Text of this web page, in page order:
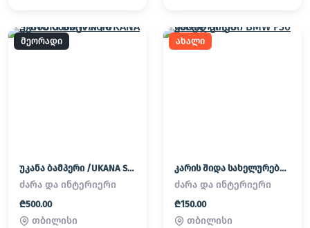
მეორადი
უკანა ბამპერი /UKANA SHITOKI BMW X6M
ძარა და ინტერიერი
₾500.00
თბილისი
ახალი
კარის შიდა სახელურები BMW F30
ძარა და ინტერიერი
₾150.00
თბილისი